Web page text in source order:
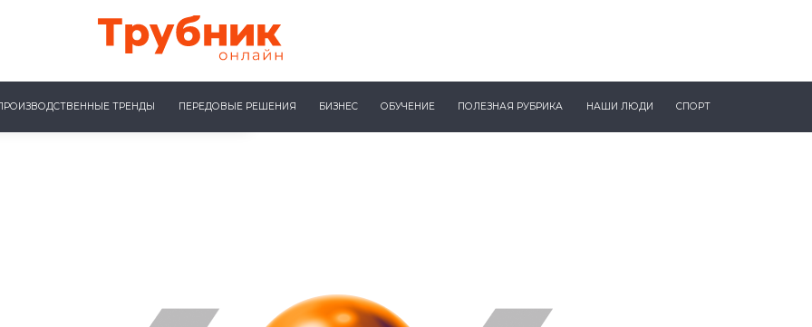
ТРЕНДЫ ПЕРЕДОВЫЕ РЕШЕНИЯ БИЗНЕС ОБУЧЕНИЕ ПОЛЕЗНАЯ РУБРИКА НАШИ ЛЮДИ СПОРТ